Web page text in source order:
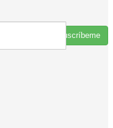
Suscríbeme